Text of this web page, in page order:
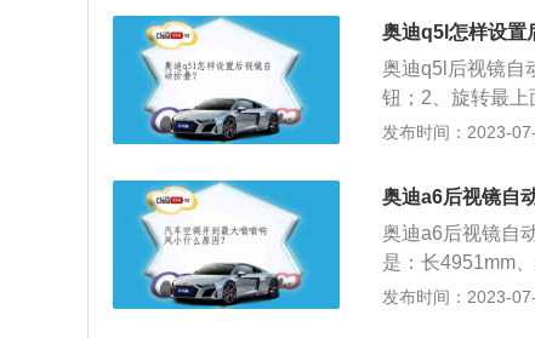
后视镜的电机过
过狭小空间的时
同时也高了车辆
型，机动车辆目
发动机，匹配的
0一毫米，高度是
奥迪q5l怎样设置
奥迪q5l后视镜自
钮；2、旋转最上
1、以新款q5l为
2、新款q5l搭载
m，最大功率是
发布时间：2023-
奥迪a6后视镜自
奥迪a6后视镜自
是：长4951mm
行李箱容积为
发布时间：2023-